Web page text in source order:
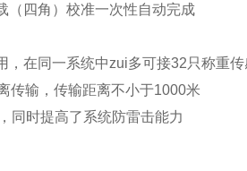
（四角）校准一次性自动完成
，在同一系统中zui多可接32 只称重
传输，传输距离不小于1000米
同时提高了系统防雷击能力